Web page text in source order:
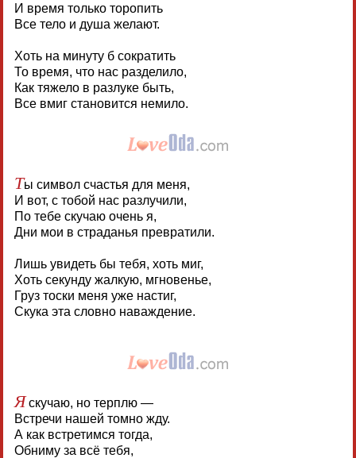
И время только торопить
Все тело и душа желают.
Хоть на минуту б сократить
То время, что нас разделило,
Как тяжело в разлуке быть,
Все вмиг становится немило.
Ты символ счастья для меня,
И вот, с тобой нас разлучили,
По тебе скучаю очень я,
Дни мои в страданья превратили.
Лишь увидеть бы тебя, хоть миг,
Хоть секунду жалкую, мгновенье,
Груз тоски меня уже настиг,
Скука эта словно наваждение.
Яскучаю, но терплю —
Встречи нашей томно жду.
А как встретимся тогда,
Обниму за всё тебя,